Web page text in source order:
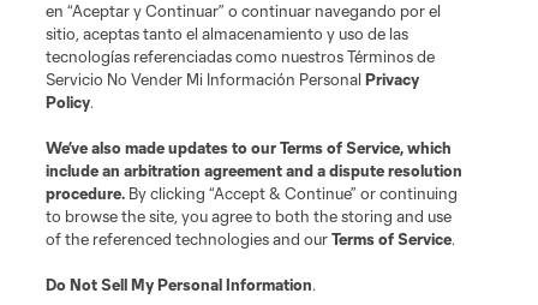
Jugador Posición
J. Aude defense
en “Aceptar y Continuar” o continuar navegando por el
sitio, aceptas tanto el almacenamiento y uso de las
tecnologías referenciadas como nuestros Términos de
Servicio No Vender Mi Información PersonalPrivacy
Policy.
We’ve also made updates to ourTerms of Service, which
include an arbitration agreement and a dispute resolution
procedure. By clicking “Accept & Continue” or continuing
to browse the site, you agree to both the storing and use
of the referenced technologies and ourTerms of Service.
Do Not Sell My Personal Information.